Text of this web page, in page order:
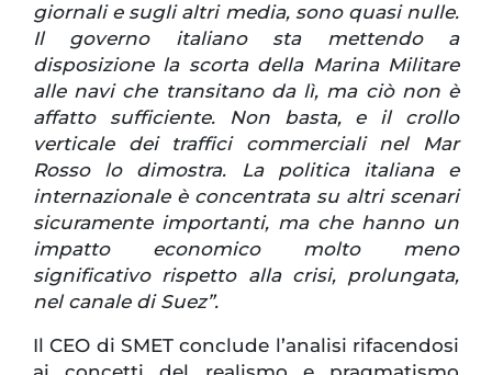
giornali e sugli altri media, sono quasi nulle.
Il governo italiano sta mettendo a
disposizione la scorta della Marina Militare
alle navi che transitano da lì, ma ciò non è
affatto sufficiente. Non basta, e il crollo
verticale dei traffici commerciali nel Mar
Rosso lo dimostra. La politica italiana e
internazionale è concentrata su altri scenari
sicuramente importanti, ma che hanno un
impatto economico molto meno
significativo rispetto alla crisi, prolungata,
nel canale di Suez”.
Il CEO di SMET conclude l’analisi rifacendosi